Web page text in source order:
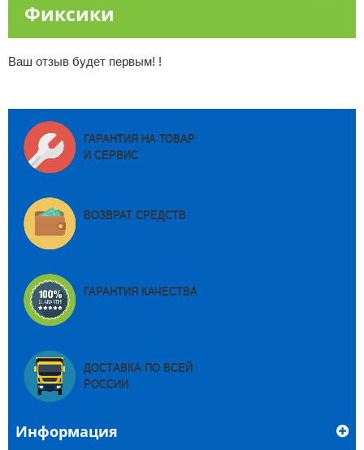
Фиксики
Ваш отзыв будет первым! !
ГАРАНТИЯ НА ТОВАР
И СЕРВИС
ВОЗВРАТ СРЕДСТВ
ГАРАНТИЯ КАЧЕСТВА
ДОСТАВКА ПО ВСЕЙ
РОССИИ
Информация